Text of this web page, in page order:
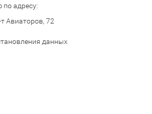
по адресу:
Авиаторов, 72
данных